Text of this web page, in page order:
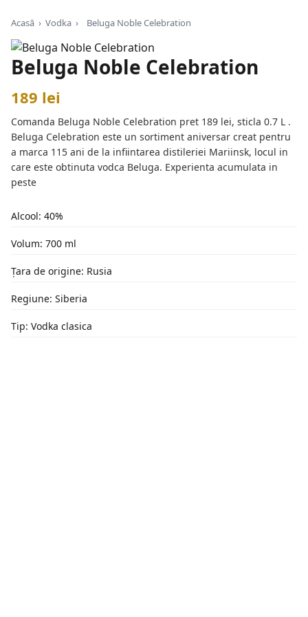
Acasă › Vodka › Beluga Noble Celebration
Beluga Noble Celebration
189 lei
Comanda Beluga Noble Celebration pret 189 lei, sticla 0.7 L .
Beluga Celebration este un sortiment aniversar creat pentru
a marca 115 ani de la infiintarea distileriei Mariinsk, locul in
care este obtinuta vodca Beluga. Experienta acumulata in
peste
Alcool: 40%
Volum: 700 ml
Țara de origine: Rusia
Regiune: Siberia
Tip: Vodka clasica